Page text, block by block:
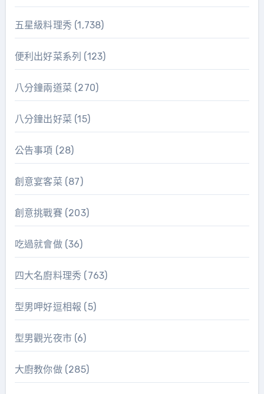
五星級料理秀(1,738)
便利出好菜系列 (123)
八分鐘兩道菜 (270)
八分鐘出好菜 (15)
公告事項 (28)
創意宴客菜 (87)
創意挑戰賽(203)
吃過就會做(36)
四大名廚料理秀 (763)
型男呷好逗相報 (5)
型男觀光夜市(6)
大廚教你做(285)